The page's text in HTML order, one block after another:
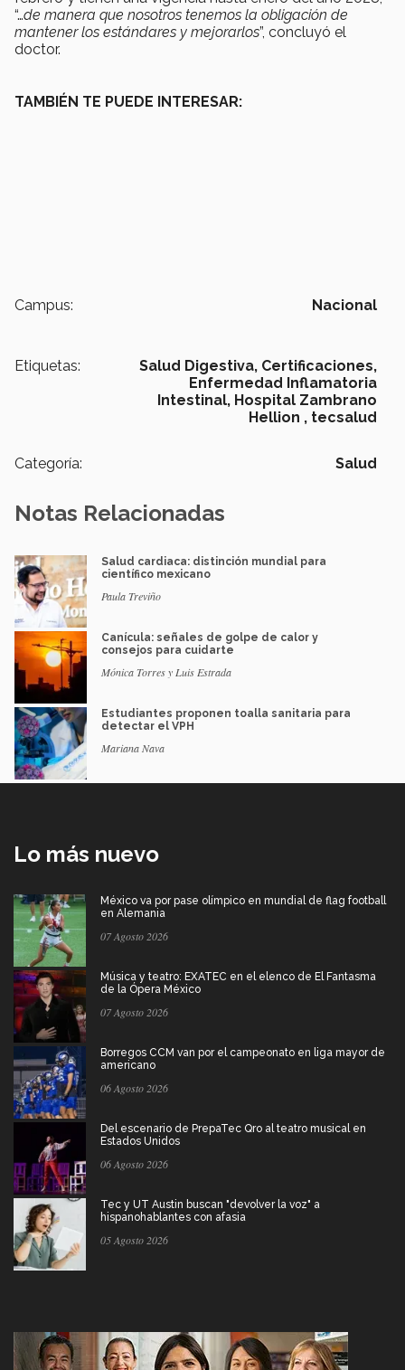
“…de manera que nosotros tenemos la obligación de
mantener los estándares y mejorarlos”, concluyó el
doctor.
TAMBIÉN TE PUEDE INTERESAR:
Campus: Nacional
Etiquetas: Salud Digestiva, Certificaciones,
Enfermedad Inflamatoria
Intestinal, Hospital Zambrano
Hellion , tecsalud
Categoría: Salud
Notas Relacionadas
Salud cardiaca: distinción mundial para
científico mexicano
Paula Treviño
Canícula: señales de golpe de calor y
consejos para cuidarte
Mónica Torres y Luis Estrada
Estudiantes proponen toalla sanitaria para
detectar el VPH
Mariana Nava
Lo más nuevo
México va por pase olímpico en mundial de flag football
en Alemania
07 Agosto 2026
Música y teatro: EXATEC en el elenco de El Fantasma
de la Ópera México
07 Agosto 2026
Borregos CCM van por el campeonato en liga mayor de
americano
06 Agosto 2026
Del escenario de PrepaTec Qro al teatro musical en
Estados Unidos
06 Agosto 2026
Tec y UT Austin buscan "devolver la voz" a
hispanohablantes con afasia
05 Agosto 2026